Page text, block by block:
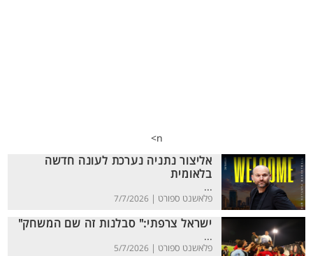
n>
אליצור נתניה נערכת לעונה חדשה
בלאומית
...
פלאשנט ספורט | 7/7/2026
ישראל צרפתי:" סבלנות זה שם המשחק"
...
פלאשנט ספורט | 5/7/2026